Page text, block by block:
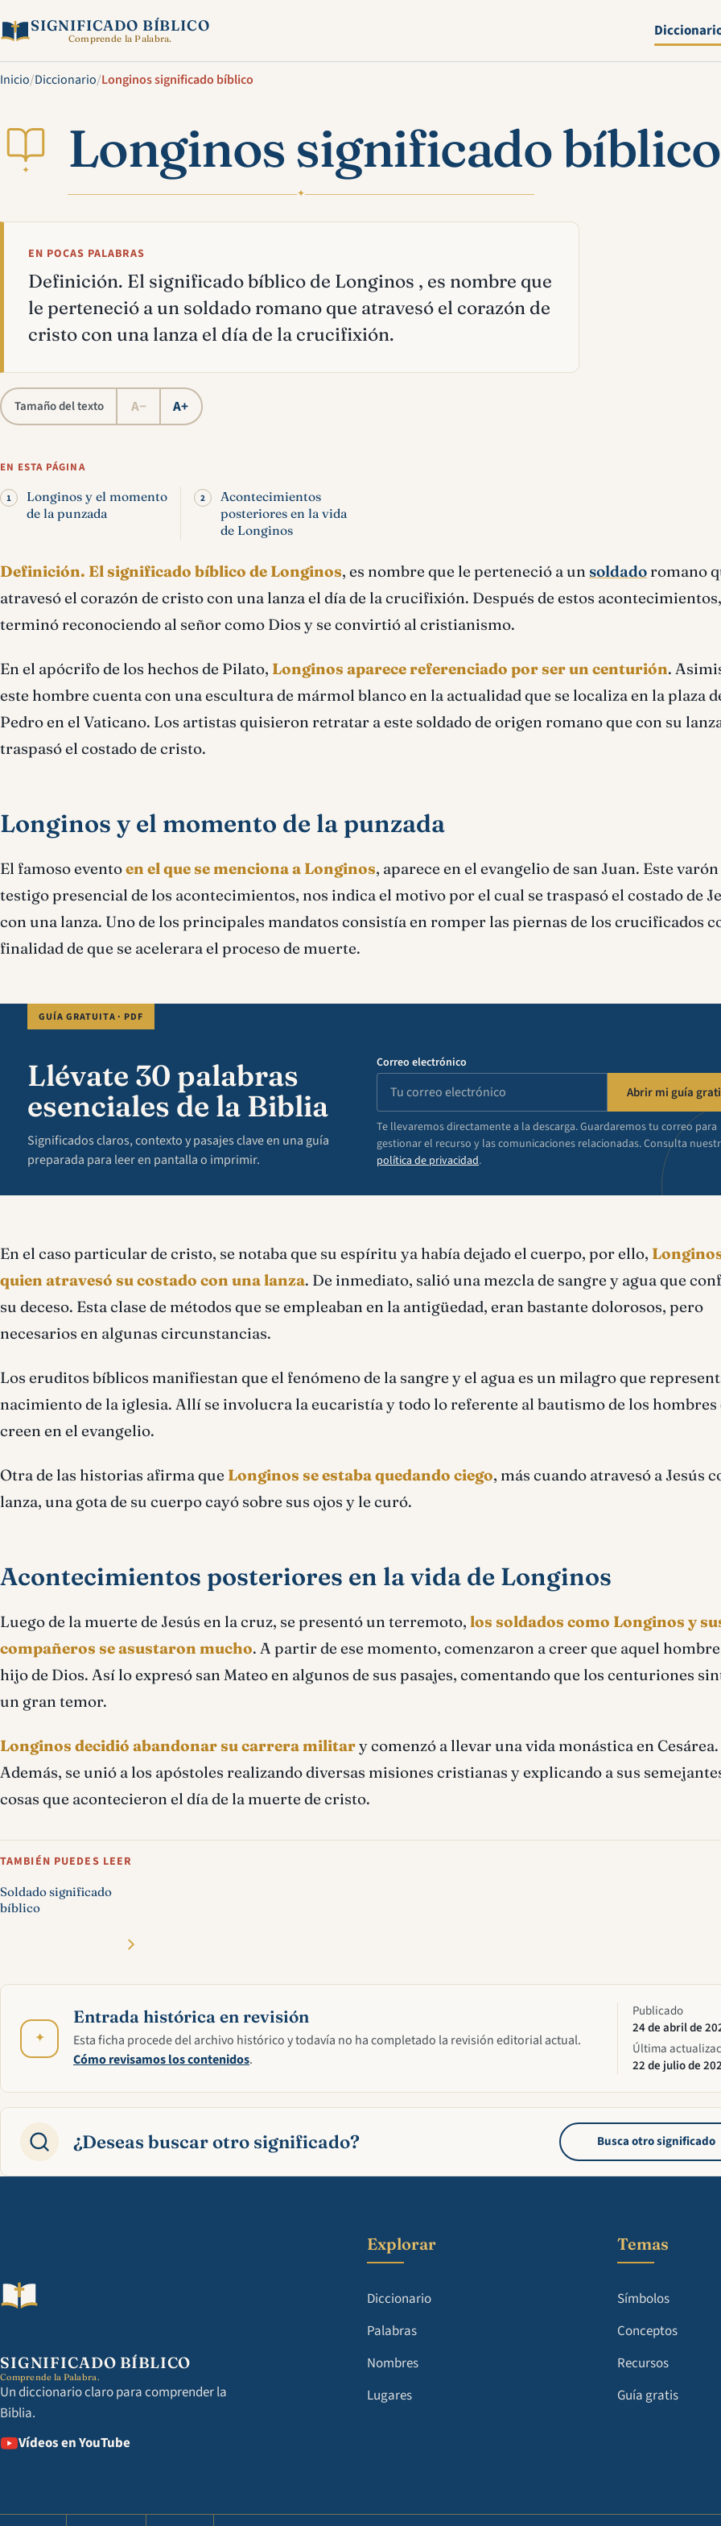
SIGNIFICADO BÍBLICO
Comprende la Palabra.
Inicio/Diccionario/Longinos significado bíblico
✦ Longinos significado bíblico
✦
EN POCAS PALABRAS
Definición. El significado bíblico de Longinos , es nombre que
le perteneció a un soldado romano que atravesó el corazón de
cristo con una lanza el día de la crucifixión.
Tamaño del texto A− A+
EN ESTA PÁGINA
Longinos y el momento
de la punzada
Acontecimientos
posteriores en la vida
de Longinos
Definición. El significado bíblico de Longinos, es nombre que le perteneció a un soldado romano
atravesó el corazón de cristo con una lanza el día de la crucifixión. Después de estos acontecimientos,
terminó reconociendo al señor como Dios y se convirtió al cristianismo.
En el apócrifo de los hechos de Pilato, Longinos aparece referenciado por ser un centurión.
este hombre cuenta con una escultura de mármol blanco en la actualidad que se localiza en la plaza
Pedro en el Vaticano. Los artistas quisieron retratar a este soldado de origen romano que con su
traspasó el costado de cristo.
Longinos y el momento de la punzada
El famoso eventoen el que se menciona a Longinos, aparece en el evangelio de san Juan. Este
testigo presencial de los acontecimientos, nos indica el motivo por el cual se traspasó el costado de
con una lanza. Uno de los principales mandatos consistía en romper las piernas de los crucificados
finalidad de que se acelerara el proceso de muerte.
GUÍA GRATUITA · PDF
Llévate 30 palabras
esenciales de la Biblia
Significados claros, contexto y pasajes clave en una guía
preparada para leer en pantalla o imprimir.
Correo electrónico
Abrir mi guía
Te llevaremos directamente a la descarga. Guardaremos tu correo para
gestionar el recurso y las comunicaciones relacionadas. Consulta
política de privacidad.
En el caso particular de cristo, se notaba que su espíritu ya había dejado el cuerpo, por ello,
quien atravesó su costado con una lanza. De inmediato, salió una mezcla de sangre y agua que
su deceso. Esta clase de métodos que se empleaban en la antigüedad, eran bastante dolorosos, pero
necesarios en algunas circunstancias.
Los eruditos bíblicos manifiestan que el fenómeno de la sangre y el agua es un milagro que
nacimiento de la iglesia. Allí se involucra la eucaristía y todo lo referente al bautismo de los hombres
creen en el evangelio.
Otra de las historias afirma que Longinos se estaba quedando ciego, más cuando atravesó a Jesús
lanza, una gota de su cuerpo cayó sobre sus ojos y le curó.
Acontecimientos posteriores en la vida de Longinos
Luego de la muerte de Jesús en la cruz, se presentó un terremoto, los soldados como Longinos y
compañeros se asustaron mucho. A partir de ese momento, comenzaron a creer que aquel
hijo de Dios. Así lo expresó san Mateo en algunos de sus pasajes, comentando que los centuriones
un gran temor.
Longinos decidió abandonar su carrera military comenzó a llevar una vida monástica en Cesárea.
Además, se unió a los apóstoles realizando diversas misiones cristianas y explicando a sus
cosas que acontecieron el día de la muerte de cristo.
TAMBIÉN PUEDES LEER
Soldado significado
bíblico
✦
Entrada histórica en revisión
Esta ficha procede del archivo histórico y todavía no ha completado la revisión editorial actual.
Cómo revisamos los contenidos.
Publicado
24 de abril de
Última
22 de julio de
¿Deseas buscar otro significado? Busca otro significado
SIGNIFICADO BÍBLICO
Comprende la Palabra.
Un diccionario claro para comprender la
Biblia.
Vídeos en YouTube
Explorar
Diccionario
Palabras
Nombres
Lugares
Temas
Símbolos
Conceptos
Recursos
Guía gratis